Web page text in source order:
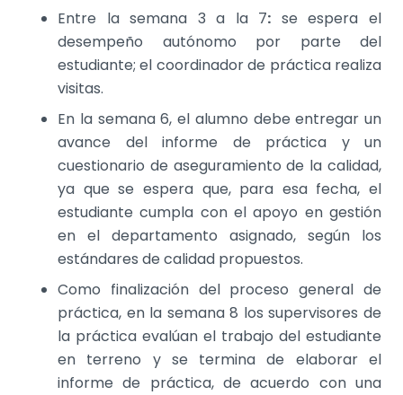
Entre la semana 3 a la 7: se espera el
desempeño autónomo por parte del
estudiante; el coordinador de práctica realiza
visitas.
En la semana 6, el alumno debe entregar un
avance del informe de práctica y un
cuestionario de aseguramiento de la calidad,
ya que se espera que, para esa fecha, el
estudiante cumpla con el apoyo en gestión
en el departamento asignado, según los
estándares de calidad propuestos.
Como finalización del proceso general de
práctica, en la semana 8 los supervisores de
la práctica evalúan el trabajo del estudiante
en terreno y se termina de elaborar el
informe de práctica, de acuerdo con una